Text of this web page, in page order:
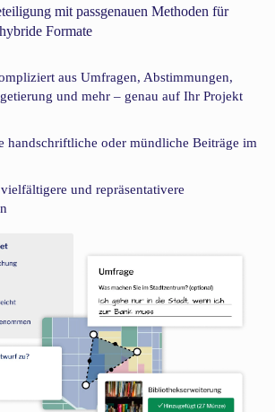
mit passgenauen Methoden für
Formate
aus Umfragen, Abstimmungen,
und mehr – genau auf Ihr Projekt
handschriftliche oder mündliche Beiträge im
und repräsentativere